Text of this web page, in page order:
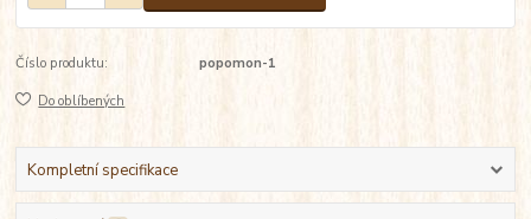
Číslo produktu: popomon-1
Do oblíbených
Kompletní specifikace